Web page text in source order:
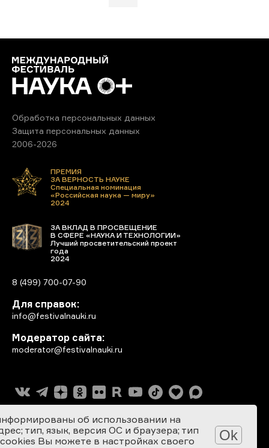
Обработка персональных данных
Защита персональных данных
2006-2026
ПРЕМИЯ
ЗА ВЕРНОСТЬ НАУКЕ
Специальная номинация
«Российская наука — миру»
2024
ЗА ВКЛАД В ПРОСВЕЩЕНИЕ
В СФЕРЕ «НАУКА И ТЕХНОЛОГИИ»
Лучший просветительский проект
года
2024
8 (499) 700-07-90
Для справок:
info@festivalnauki.ru
Модератор сайта:
moderator@festivalnauki.ru
об использовании на
тип, язык, версия ОС и браузера; тип
Вы можете в настройках своего
Ok